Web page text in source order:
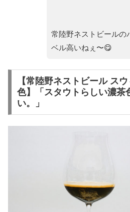
常陸野ネストビールの
ベル高いねぇ〜😋
【常陸野ネストビール ス
色】「スタウトらしい濃茶
い。」